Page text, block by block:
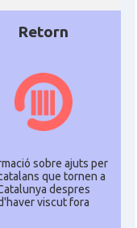
Retorn
sobre ajuts per
que tornen a
despres
viscut fora